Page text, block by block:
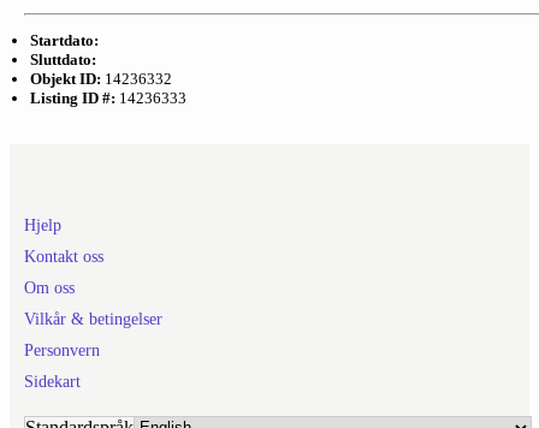
Startdato:
Sluttdato:
Objekt ID: 14236332
Listing ID #: 14236333
Hjelp
Kontakt oss
Om oss
Vilkår & betingelser
Personvern
Sidekart